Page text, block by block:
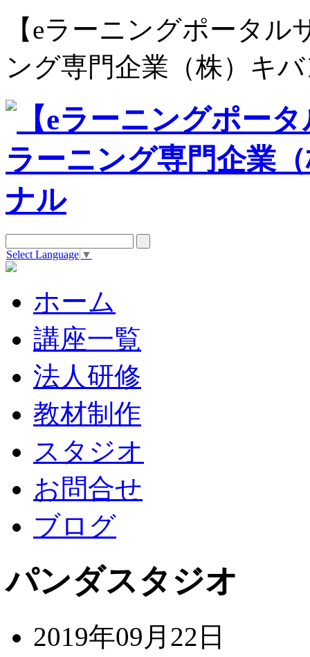
【eラーニングポータル
ング専門企業（株）キ
Select Language ▼
ホーム
講座一覧
法人研修
教材制作
スタジオ
お問合せ
ブログ
パンダスタジオ
2019年09月22日